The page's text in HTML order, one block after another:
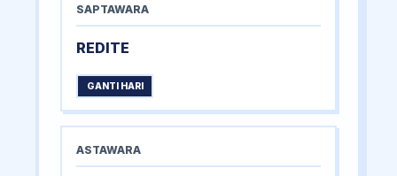
SAPTAWARA
REDITE
GANTI HARI
ASTAWARA